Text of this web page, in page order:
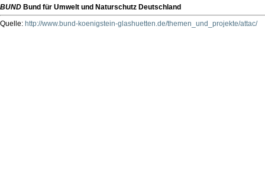
BUND Bund für Umwelt und Naturschutz Deutschland
Quelle: http://www.bund-koenigstein-glashuetten.de/themen_und_projekte/attac/